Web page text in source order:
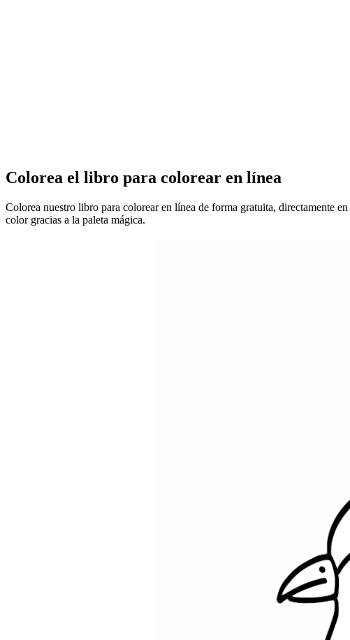
Colorea el libro para colorear en línea
Colorea nuestro libro para colorear en línea de forma gratuita, directamente
color gracias a la paleta mágica.